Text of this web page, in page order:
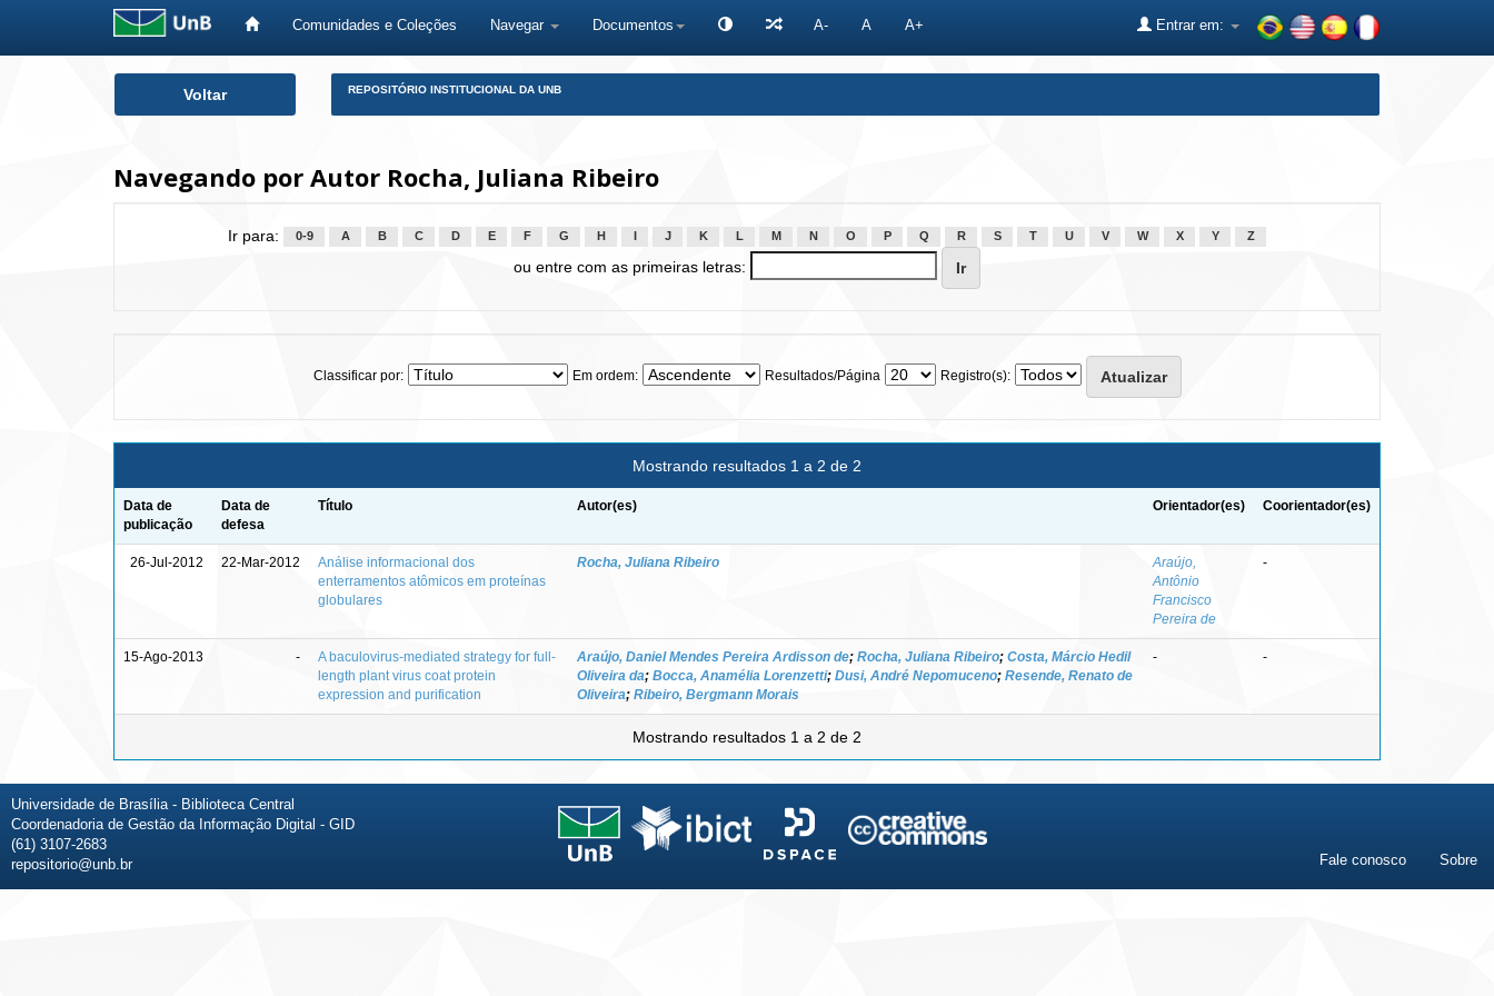
Comunidades e Coleções Navegar Documentos A- A A+ Entrar em:
Voltar REPOSITÓRIO INSTITUCIONAL DA UNB
Navegando por Autor Rocha, Juliana Ribeiro
Ir para: 0-9 A B C D E F G H J K L M N O P Q R S T U V W X Y Z
ou entre com as primeiras letras:
Classificar por: Em ordem: Resultados/Página Registro(s):
Mostrando resultados 1 a 2 de 2
Data de
publicação
Data de
defesa
Título Autor(es) Orientador(es) Coorientador(es)
26-Jul-2012 22-Mar-2012
Análise informacional dos
enterramentos atômicos em proteínas
globulares
Rocha, Juliana Ribeiro
Araújo,
Antônio
Francisco
Pereira de
-
15-Ago-2013 -
A baculovirus-mediated strategy for full-
length plant virus coat protein
expression and purification
Araújo, Daniel Mendes Pereira Ardisson de; Rocha, Juliana Ribeiro; Costa, Márcio Hedil
Oliveira da; Bocca, Anamélia Lorenzetti; Dusi, André Nepomuceno; Resende, Renato de
Oliveira; Ribeiro, Bergmann Morais
- -
Mostrando resultados 1 a 2 de 2
Universidade de Brasília - Biblioteca Central
Coordenadoria de Gestão da Informação Digital - GID
(61) 3107-2683
repositorio@unb.br
Fale conosco Sobre